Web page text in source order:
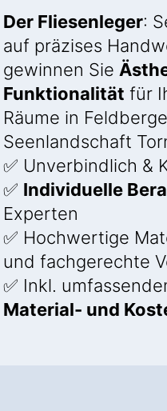
Der Fliesenleger:
auf präzises
gewinnen Sie
Funktionalität für
Räume in
Seenlandschaft
✅ Unverbindlich &
✅ Individuelle
Experten
✅ Hochwertige
und fachgerechte
✅ Inkl.
Material- und